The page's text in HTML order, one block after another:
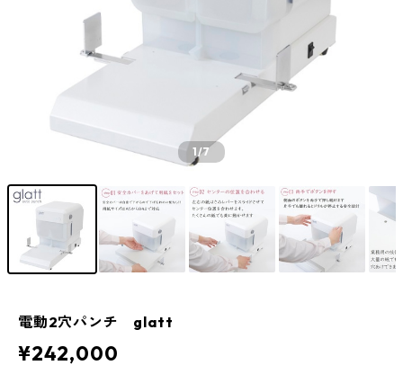
1/7
電動2穴パンチ glatt
¥242,000